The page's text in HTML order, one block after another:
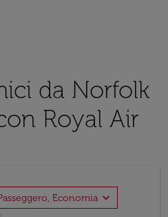
da Norfolk
Royal Air
Economia expand_more